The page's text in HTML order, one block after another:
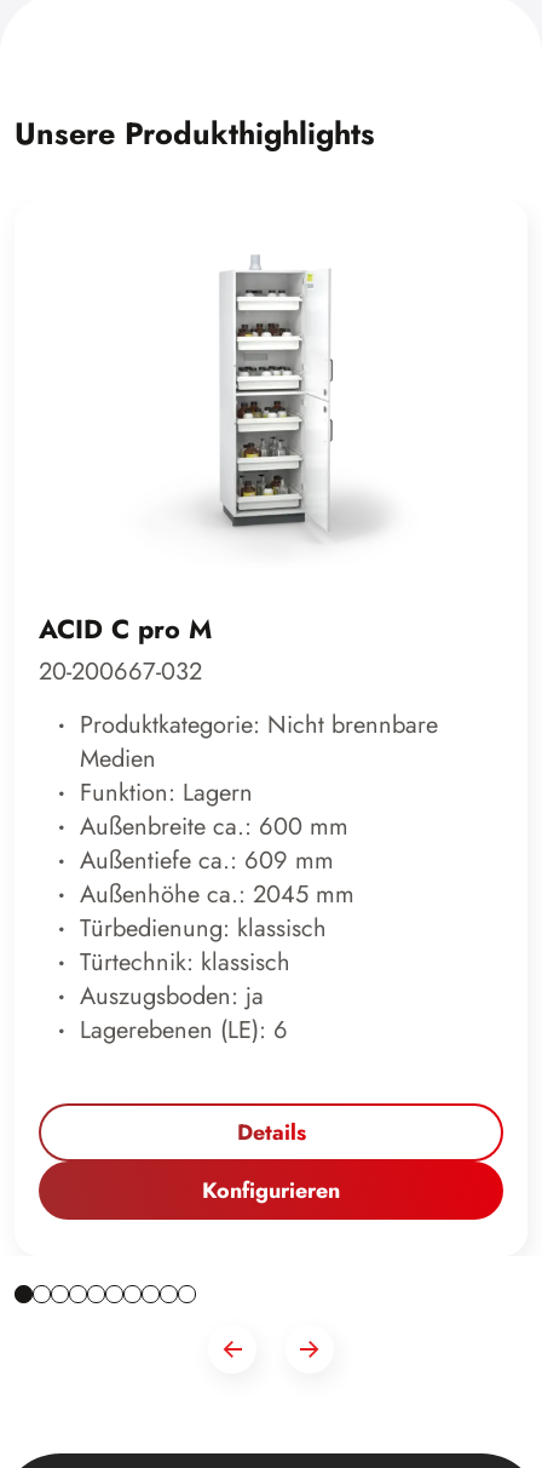
Unsere Produkthighlights
ACID C pro M
20-200667-032
Produktkategorie: Nicht brennbare
Medien
Funktion: Lagern
Außenbreite ca.: 600 mm
Außentiefe ca.: 609 mm
Außenhöhe ca.: 2045 mm
Türbedienung: klassisch
Türtechnik: klassisch
Auszugsboden: ja
Lagerebenen (LE): 6
Details
Konfigurieren